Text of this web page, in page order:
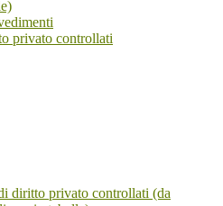
privato controllati
diritto privato controllati (da